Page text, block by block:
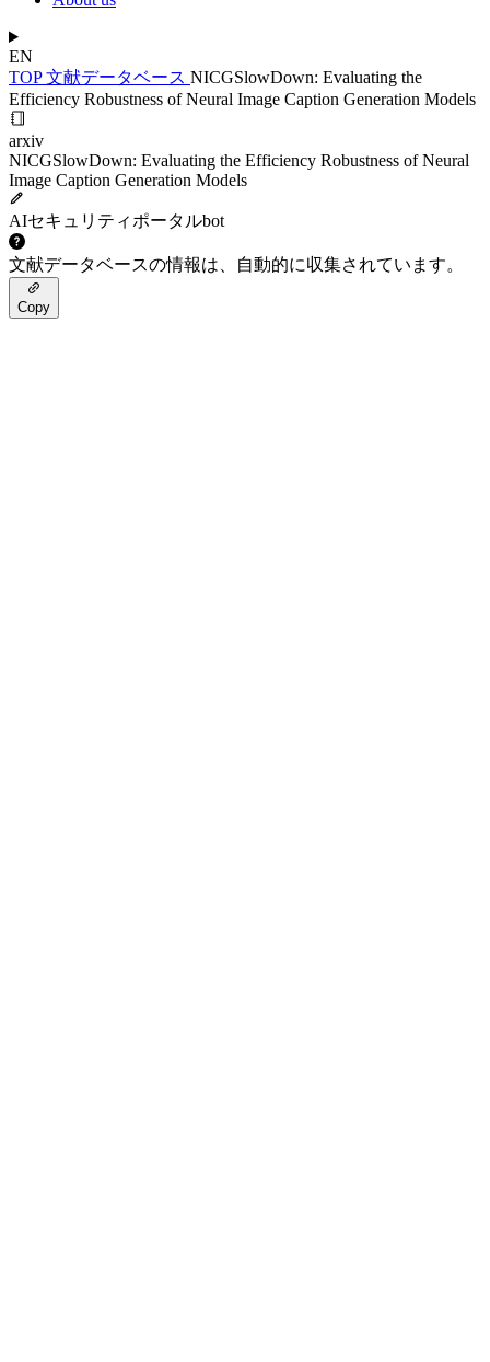
EN
TOP文献データベース NICGSlowDown: Evaluating the
Efficiency Robustness of Neural Image Caption Generation Models
arxiv
NICGSlowDown: Evaluating the Efficiency Robustness of Neural
Image Caption Generation Models
AIセキュリティポータルbot
文献データベースの情報は、自動的に収集されています。
Copy